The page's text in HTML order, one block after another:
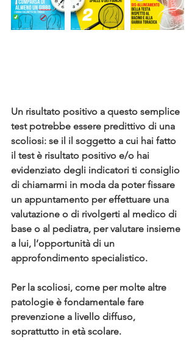
Un risultato positivo a questo semplice
test potrebbe essere predittivo di una
scoliosi: se il il soggetto a cui hai fatto
il test è risultato positivo e/o hai
evidenziato degli indicatori ti consiglio
di chiamarmi in moda da poter fissare
un appuntamento per effettuare una
valutazione o di rivolgerti al medico di
base o al pediatra, per valutare insieme
a lui, l’opportunità di un
approfondimento specialistico.
Per la scoliosi, come per molte altre
patologie è fondamentale fare
prevenzione a livello diffuso,
soprattutto in età scolare.